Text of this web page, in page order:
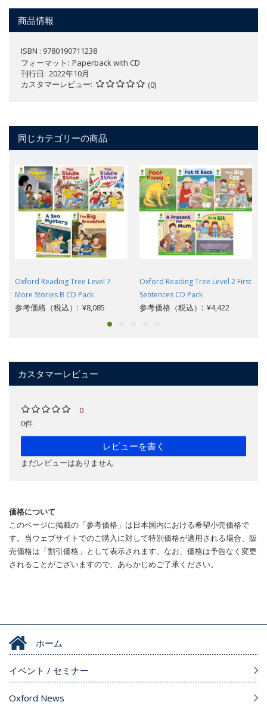
商品情報
ISBN : 9780190711238
フォーマット
Paperback with CD
刊行日 2022年10月
カスタマーレビュー
(0)
同じカテゴリーの商品
Oxford Reading Tree Level 7
More Stories B CD Pack
参考価格（税込）: ¥8,085
Oxford Reading Tree Level 2 First
Sentences CD Pack
参考価格（税込）: ¥4,422
カスタマーレビュー
0
0件
レビューを書く
まだレビューはありません
価格について
このページに掲載の「参考価格」は日本国内における希望小売価格で
す。当ウェブサイトでのご購入に対して特別価格が適用される場合、販
売価格は「割引価格」として表示されます。なお、価格は予告なく変更
されることがございますので、あらかじめご了承ください。
ホーム
イベント / セミナー
Oxford News